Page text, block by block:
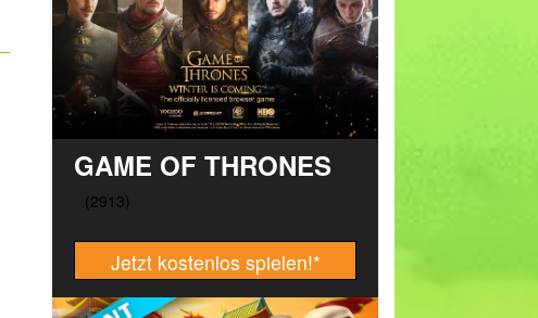
GAME OF THRONES
Jetzt kostenlos spielen!*